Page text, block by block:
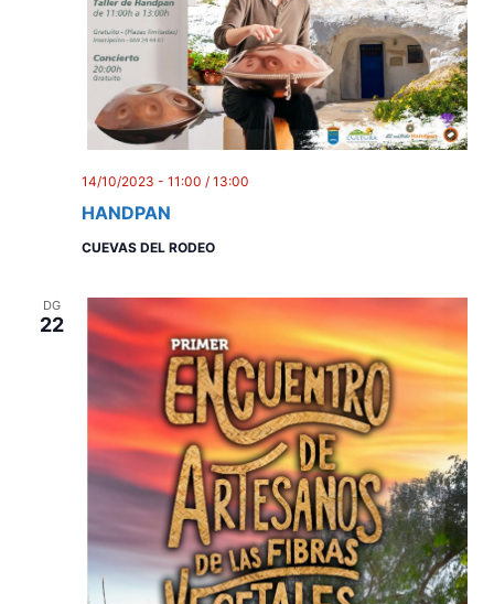
HANDPAN
14/10/2023 - 11:00 / 13:00
CUEVAS DEL RODEO
DG
22